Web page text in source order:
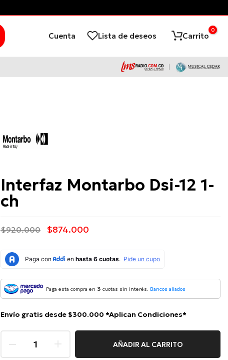
Cuenta Lista de deseos Carrito
0
Interfaz Montarbo Dsi-12 1-
ch
$920.000 $874.000
Paga esta compra en 3 cuotas sin interés. Bancos aliados
Envío gratis desde $300.000 *Aplican Condiciones*
AÑADIR AL CARRITO